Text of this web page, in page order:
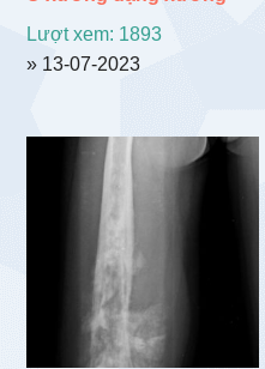
Lượt xem: 1893
» 13-07-2023